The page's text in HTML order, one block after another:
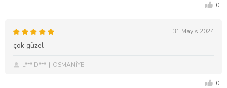
0
31 Mayıs 2024
çok güzel
L*** D*** OSMANİYE
0